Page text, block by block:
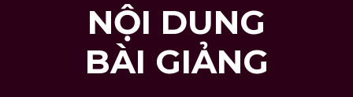
NỘI DUNG
BÀI GIẢNG